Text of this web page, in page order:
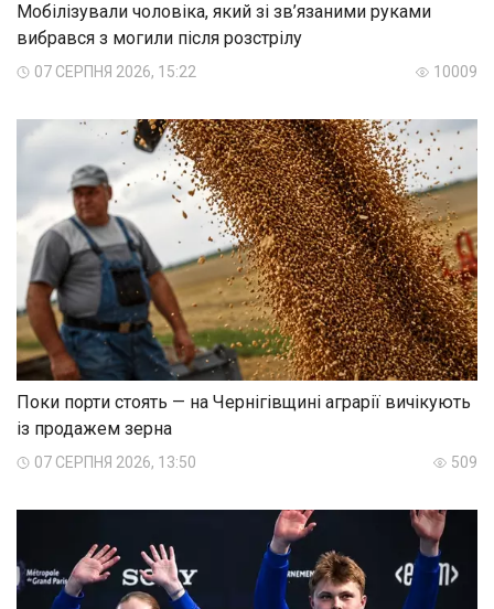
Мобілізували чоловіка, який зі зв’язаними руками
вибрався з могили після розстрілу
07 СЕРПНЯ 2026, 15:22 10009
Поки порти стоять — на Чернігівщині аграрії вичікують
із продажем зерна
07 СЕРПНЯ 2026, 13:50 509